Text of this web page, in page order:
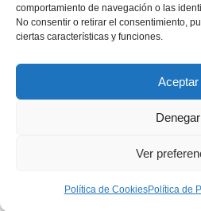
comportamiento de navegación o las
No consentir o retirar el consentimiento,
ciertas características y funciones.
Aceptar
Denegar
Ver
Política de CookiesPolítica de
Política de privacidad|